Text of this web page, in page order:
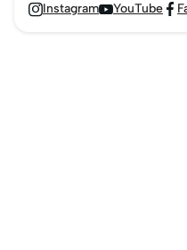
InstagramYouTube 